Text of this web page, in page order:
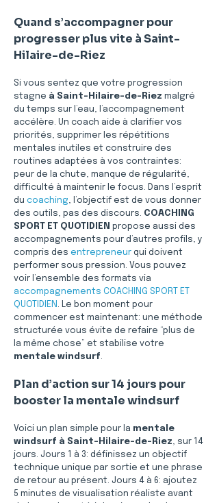
Quand s’accompagner pour
progresser plus vite à Saint-
Hilaire-de-Riez
Si vous sentez que votre progression
stagne à Saint-Hilaire-de-Riez malgré
du temps sur l’eau, l’accompagnement
accélère. Un coach aide à clarifier vos
priorités, supprimer les répétitions
mentales inutiles et construire des
routines adaptées à vos contraintes:
peur de la chute, manque de régularité,
difficulté à maintenir le focus. Dans l’esprit
du coaching, l’objectif est de vous donner
des outils, pas des discours. COACHING
SPORT ET QUOTIDIEN propose aussi des
accompagnements pour d’autres profils, y
compris des entrepreneur qui doivent
performer sous pression. Vous pouvez
voir l’ensemble des formats via
accompagnements COACHING SPORT ET
QUOTIDIEN . Le bon moment pour
commencer est maintenant: une méthode
structurée vous évite de refaire “plus de
la même chose” et stabilise votre
mentale windsurf.
Plan d’action sur 14 jours pour
booster la mentale windsurf
Voici un plan simple pour la mentale
windsurf à Saint-Hilaire-de-Riez, sur 14
jours. Jours 1 à 3: définissez un objectif
technique unique par sortie et une phrase
de retour au présent. Jours 4 à 6: ajoutez
5 minutes de visualisation réaliste avant